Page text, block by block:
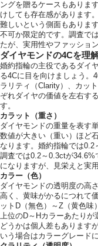
ングを贈るケースもありま
けしても存在感があります
難しいという側面もありま
不可か限定的です。調査で
たが、実用性やファッショ
ダイヤモンドの4Cを理
婚約指輪の主役であるダイ
る4Cに目を向けましょう。
ラリティ（Clarity）、カッ
ぞれダイヤの価値を左右す
す。
カラット（重さ）
ダイヤモンドの重量を表す
数値が大きい（重い）ほど
なります。婚約指輪では
調査では0.2～0.3ctが
になりますが、見栄えと実
カラー（色）
ダイヤモンドの透明度の高
高く、黄味がかるにつれて
ットD（無色）～Z（黄色味
上位のD～Hカラーあたり
どうかは個人差もあります
いう場合はカラーグレード